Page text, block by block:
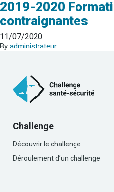
2019-2020
contraignantes
11/07/2020
By administrateur
Challenge
Découvrir le challenge
Déroulement d’un challenge